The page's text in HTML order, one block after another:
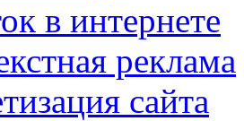
в интернете
реклама
сайта